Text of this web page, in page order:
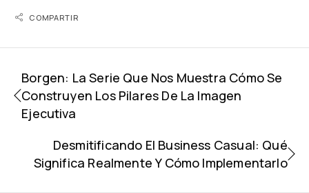
COMPARTIR
Borgen: La Serie Que Nos Muestra Cómo Se
Construyen Los Pilares De La Imagen
Ejecutiva
Desmitificando El Business Casual: Qué
Significa Realmente Y Cómo Implementarlo